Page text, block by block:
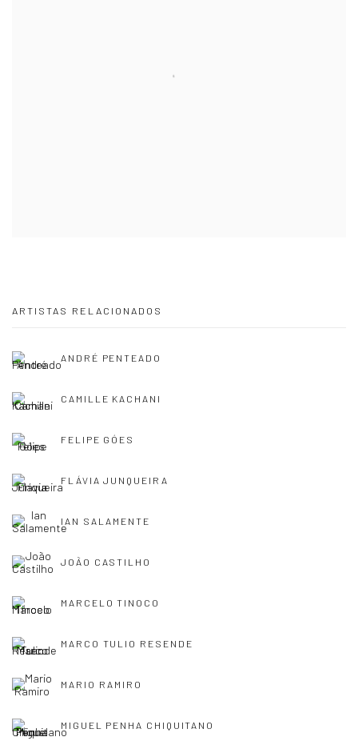
ARTISTAS RELACIONADOS
ANDRÉ PENTEADO
CAMILLE KACHANI
FELIPE GÓES
FLÁVIA JUNQUEIRA
IAN SALAMENTE
JOÃO CASTILHO
MARCELO TINOCO
MARCO TULIO RESENDE
MARIO RAMIRO
MIGUEL PENHA CHIQUITANO